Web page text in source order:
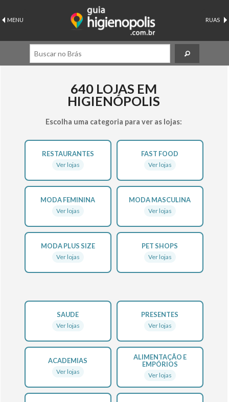
RUAS
MENU
640 LOJAS EM
HIGIENÓPOLIS
Escolha uma categoria para ver as lojas:
RESTAURANTES
Ver lojas
FAST FOOD
Ver lojas
MODA FEMININA
Ver lojas
MODA MASCULINA
Ver lojas
MODA PLUS SIZE
Ver lojas
PET SHOPS
Ver lojas
SAUDE
Ver lojas
PRESENTES
Ver lojas
ACADEMIAS
Ver lojas
ALIMENTAÇÃO E
EMPÓRIOS
Ver lojas